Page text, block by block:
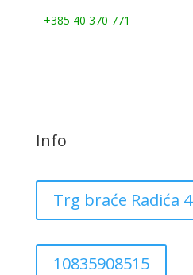
+385 40 370 771
Info
Trg braće Radića 4
10835908515